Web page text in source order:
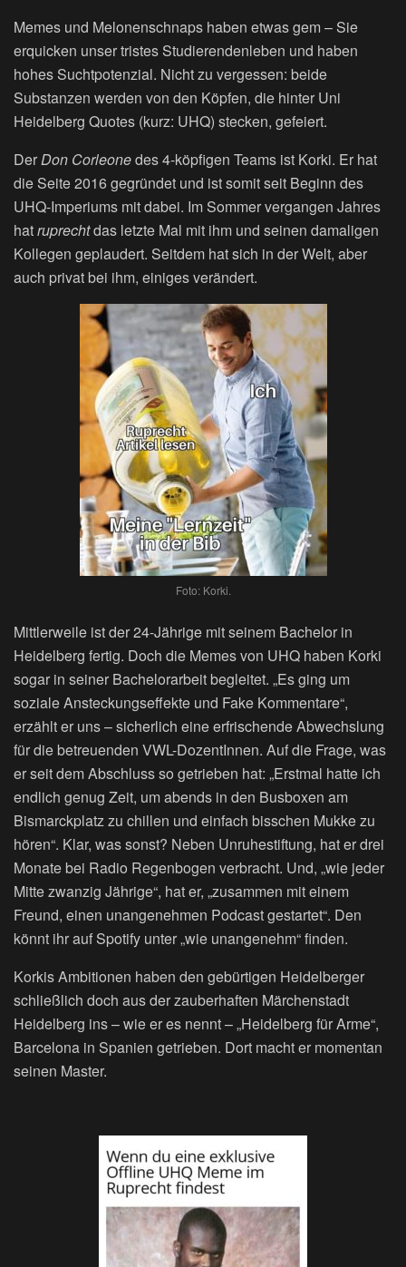
Memes und Melonenschnaps haben etwas gem – Sie
erquicken unser tristes Studierendenleben und haben
hohes Suchtpotenzial. Nicht zu vergessen: beide
Substanzen werden von den Köpfen, die hinter Uni
Heidelberg Quotes (kurz: UHQ) stecken, gefeiert.
DerDon Corleonedes 4-köpfigen Teams ist Korki. Er hat
die Seite 2016 gegründet und ist somit seit Beginn des
UHQ-Imperiums mit dabei. Im Sommer vergangen Jahres
hatruprechtdas letzte Mal mit ihm und seinen damaligen
Kollegen geplaudert. Seitdem hat sich in der Welt, aber
auch privat bei ihm, einiges verändert.
Foto: Korki.
Mittlerweile ist der 24-Jährige mit seinem Bachelor in
Heidelberg fertig. Doch die Memes von UHQ haben Korki
sogar in seiner Bachelorarbeit begleitet. „Es ging um
soziale Ansteckungseffekte und Fake Kommentare“,
erzählt er uns – sicherlich eine erfrischende Abwechslung
für die betreuenden VWL-DozentInnen. Auf die Frage, was
er seit dem Abschluss so getrieben hat: „Erstmal hatte ich
endlich genug Zeit, um abends in den Busboxen am
Bismarckplatz zu chillen und einfach bisschen Mukke zu
hören“. Klar, was sonst? Neben Unruhestiftung, hat er drei
Monate bei Radio Regenbogen verbracht. Und, „wie jeder
Mitte zwanzig Jährige“, hat er, „zusammen mit einem
Freund, einen unangenehmen Podcast gestartet“. Den
könnt ihr auf Spotify unter „wie unangenehm“ finden.
Korkis Ambitionen haben den gebürtigen Heidelberger
schließlich doch aus der zauberhaften Märchenstadt
Heidelberg ins – wie er es nennt – „Heidelberg für Arme“,
Barcelona in Spanien getrieben. Dort macht er momentan
seinen Master.